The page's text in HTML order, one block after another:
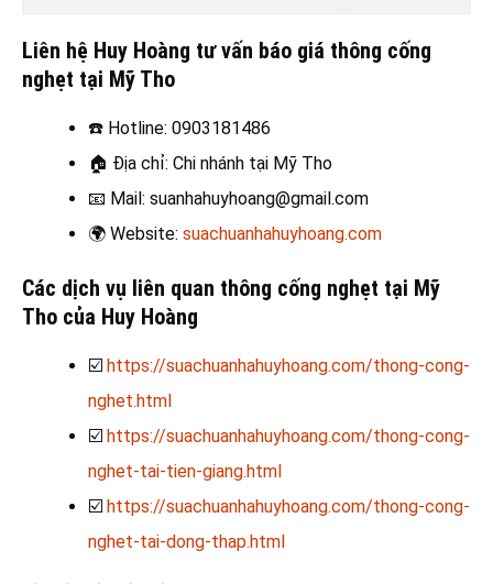
Liên hệ Huy Hoàng tư vấn báo giá thông cống
nghẹt tại Mỹ Tho
☎️ Hotline: 0903181486
🏠 Địa chỉ: Chi nhánh tại Mỹ Tho
📧 Mail: suanhahuyhoang@gmail.com
🌍 Website: suachuanhahuyhoang.com
Các dịch vụ liên quan thông cống nghẹt tại Mỹ
Tho của Huy Hoàng
☑️ https://suachuanhahuyhoang.com/thong-cong-
nghet.html
☑️ https://suachuanhahuyhoang.com/thong-cong-
nghet-tai-tien-giang.html
☑️ https://suachuanhahuyhoang.com/thong-cong-
nghet-tai-dong-thap.html